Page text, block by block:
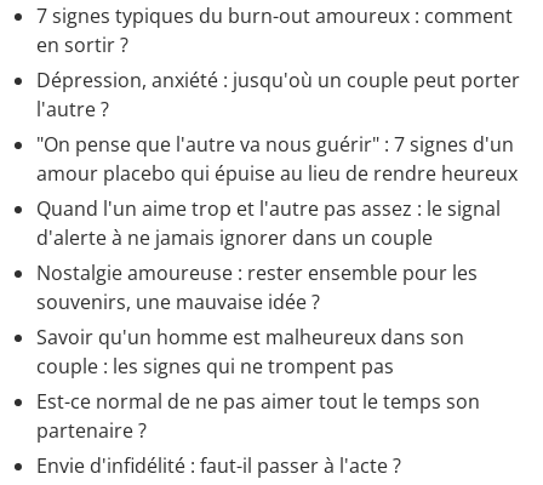
7 signes typiques du burn-out amoureux : comment
en sortir ?
Dépression, anxiété : jusqu'où un couple peut porter
l'autre ?
"On pense que l'autre va nous guérir" : 7 signes d'un
amour placebo qui épuise au lieu de rendre heureux
Quand l'un aime trop et l'autre pas assez : le signal
d'alerte à ne jamais ignorer dans un couple
Nostalgie amoureuse : rester ensemble pour les
souvenirs, une mauvaise idée ?
Savoir qu'un homme est malheureux dans son
couple : les signes qui ne trompent pas
Est-ce normal de ne pas aimer tout le temps son
partenaire ?
Envie d'infidélité : faut-il passer à l'acte ?